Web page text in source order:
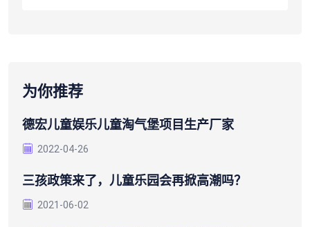
为你推荐
德宏儿童娱乐儿童淘气堡项目生产厂家
2022-04-26
三孩政策来了，儿童乐园会再掀高潮吗？
2021-06-02